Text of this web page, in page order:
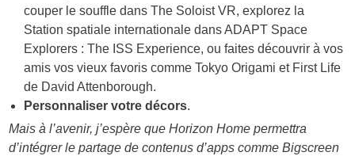
couper le souffle dans The Soloist VR, explorez la
Station spatiale internationale dans ADAPT Space
Explorers : The ISS Experience, ou faites découvrir à vos
amis vos vieux favoris comme Tokyo Origami et First Life
de David Attenborough.
Personnaliser votre décors.
Mais à l’avenir, j’espère que Horizon Home permettra
d’intégrer le partage de contenus d’apps comme Bigscreen